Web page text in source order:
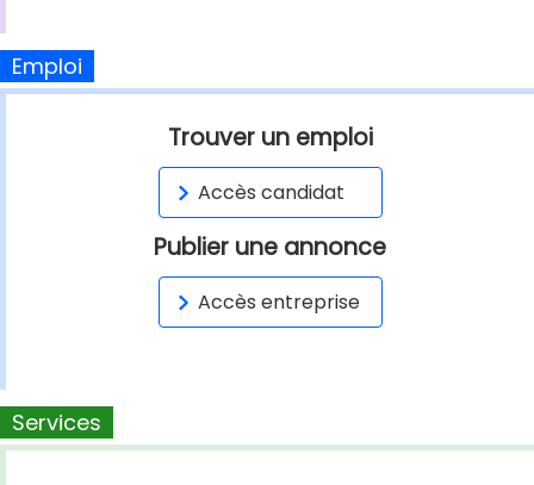
Emploi
Trouver un emploi
Accès candidat
Publier une annonce
Accès entreprise
Services